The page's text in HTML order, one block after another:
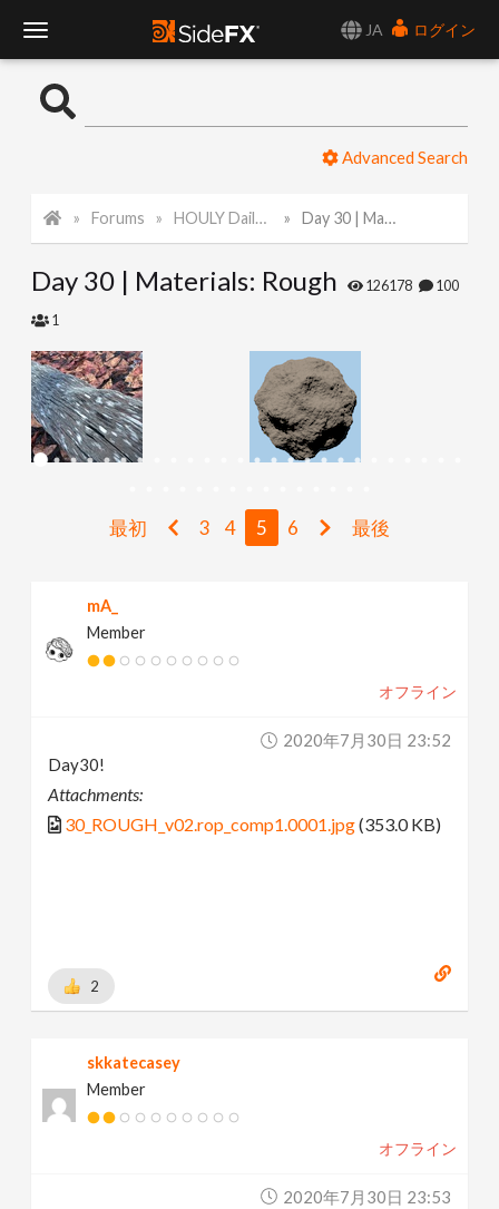
JA
ログイン
o
l
N
Advanced Search
Forums HOULY Daily Challenge Day 30 | Materials: Rough
Day 30 | Materials: Rough 126178 100
1
最初 3 4 5 6 最後
mA_
Member
オフライン
2020年7月30日 23:52
Day30!
Attachments:
30_ROUGH_v02.rop_comp1.0001.jpg(353.0 KB)
2
skkatecasey
Member
オフライン
2020年7月30日 23:53